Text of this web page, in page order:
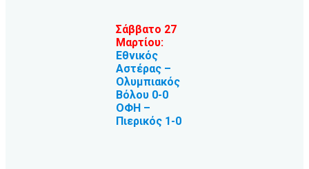
Σάββατο 27
Μαρτίου:
Εθνικός
Αστέρας –
Ολυμπιακός
Βόλου 0-0
ΟΦΗ –
Πιερικός 1-0